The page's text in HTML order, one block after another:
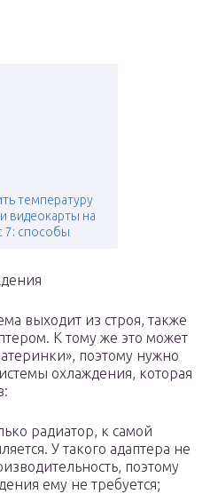
температуру
видеокарты на
7: способы
выходит из строя, также
К тому же это может
поэтому нужно
охлаждения, которая
радиатор, к самой
У такого адаптера не
поэтому
ему не требуется;